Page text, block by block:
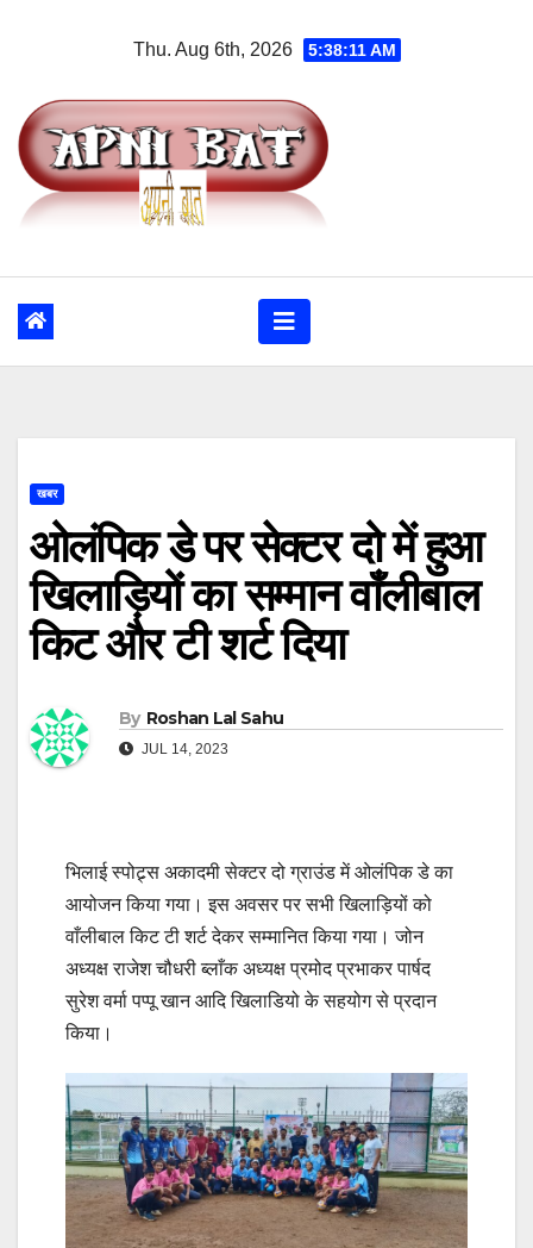
Thu. Aug 6th, 2026 5:38:12 AM
खबर
ओलंपिक डे पर सेक्टर दो में हुआ
खिलाड़ियों का सम्मान वाँलीबाल
किट और टी शर्ट दिया
By Roshan Lal Sahu
JUL 14, 2023
भिलाई स्पोट्र्स अकादमी सेक्टर दो ग्राउंड में ओलंपिक डे का
आयोजन किया गया। इस अवसर पर सभी खिलाड़ियों को
वाँलीबाल किट टी शर्ट देकर सम्मानित किया गया। जोन
अध्यक्ष राजेश चौधरी ब्लाँक अध्यक्ष प्रमोद प्रभाकर पार्षद
सुरेश वर्मा पप्पू खान आदि खिलाडियो के सहयोग से प्रदान
किया।